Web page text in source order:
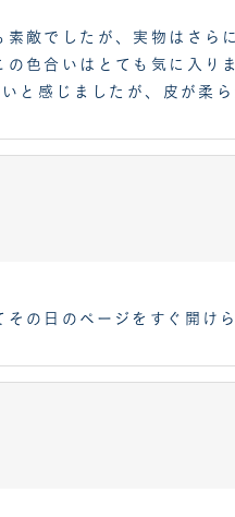
敵でしたが、実物はさら
色合いはとても気に入り
感じましたが、皮が柔
の日のページをすぐ開け